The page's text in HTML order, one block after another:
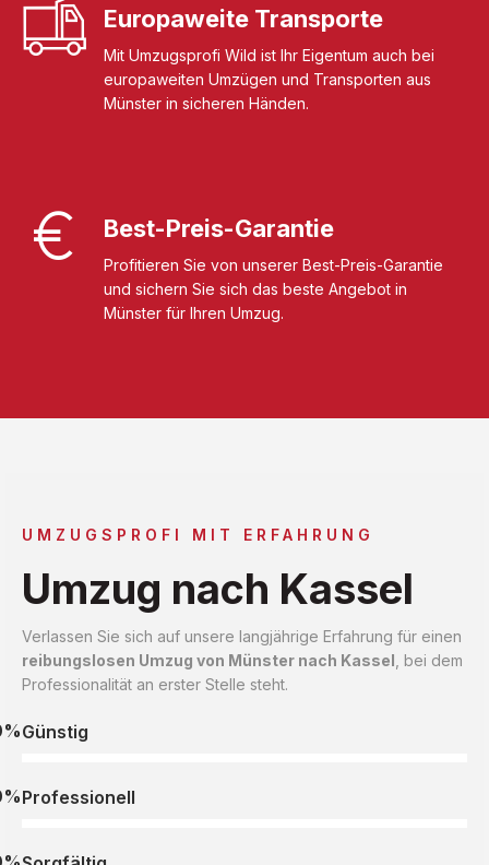
Europaweite Transporte
Mit Umzugsprofi Wild ist Ihr Eigentum auch bei
europaweiten Umzügen und Transporten aus
Münster in sicheren Händen.
Best-Preis-Garantie
Profitieren Sie von unserer Best-Preis-Garantie
und sichern Sie sich das beste Angebot in
Münster für Ihren Umzug.
UMZUGSPROFI MIT ERFAHRUNG
Umzug nach Kassel
Verlassen Sie sich auf unsere langjährige Erfahrung für einen
reibungslosen Umzug von Münster nach Kassel , bei dem
Professionalität an erster Stelle steht.
Günstig
Professionell